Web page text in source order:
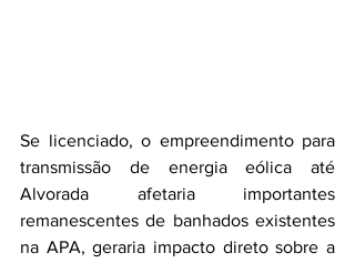
Se licenciado, o empreendimento para
transmissão de energia eólica até
Alvorada afetaria importantes
remanescentes de banhados existentes
na APA, geraria impacto direto sobre a